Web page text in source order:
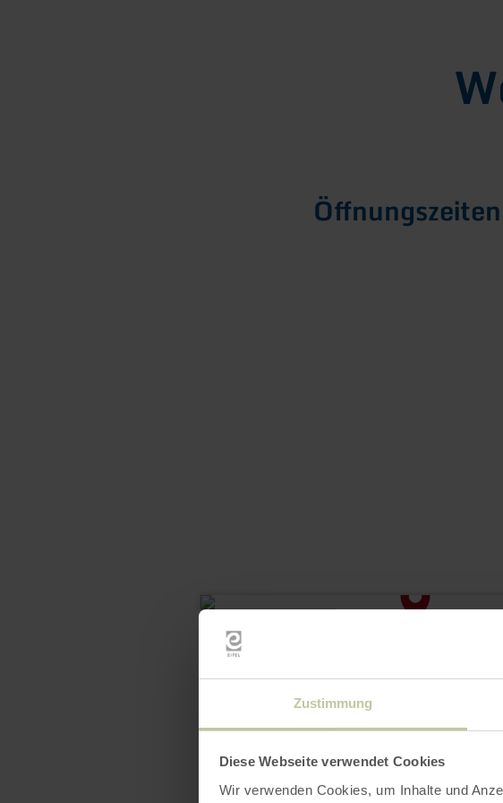
Zustimmung
Diese Webseite verwendet Cookies
Wir verwenden Cookies, um Inhalte und
Öffnungszeiten